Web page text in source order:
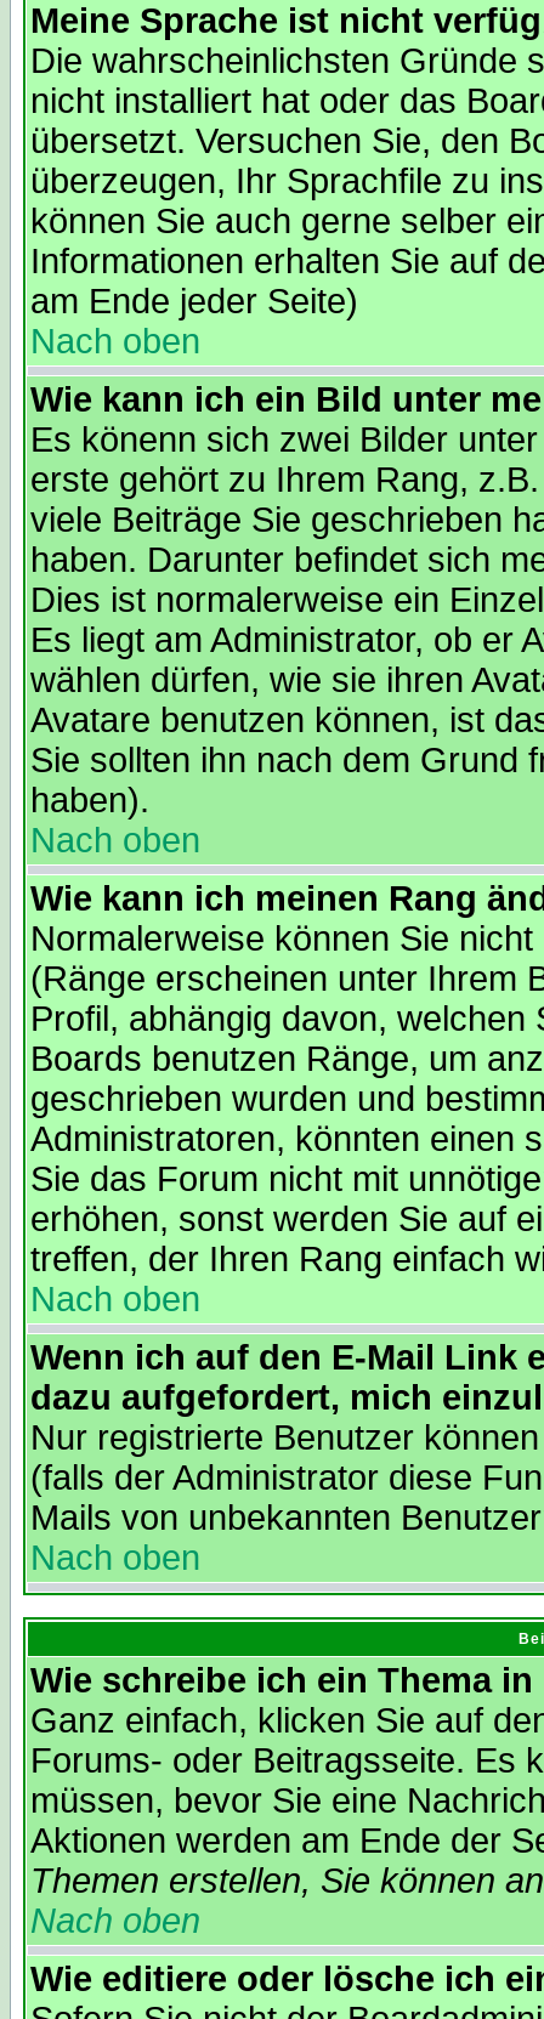
Meine Sprache ist nicht
Die wahrscheinlichsten Gründe
nicht installiert hat oder das
übersetzt. Versuchen Sie, den
überzeugen, Ihr Sprachfile zu
können Sie auch gerne selber
Informationen erhalten Sie auf
am Ende jeder Seite)
Nach oben
Wie kann ich ein Bild unter
Es könenn sich zwei Bilder
erste gehört zu Ihrem Rang,
viele Beiträge Sie geschrieben
haben. Darunter befindet sich
Dies ist normalerweise ein
Es liegt am Administrator, ob er
wählen dürfen, wie sie ihren
Avatare benutzen können, ist
Sie sollten ihn nach dem Grund
haben).
Nach oben
Wie kann ich meinen Rang
Normalerweise können Sie
(Ränge erscheinen unter Ihrem
Profil, abhängig davon,
Boards benutzen Ränge, um
geschrieben wurden und
Administratoren, könnten einen
Sie das Forum nicht mit
erhöhen, sonst werden Sie auf
treffen, der Ihren Rang einfach
Nach oben
Wenn ich auf den E-Mail Link
dazu aufgefordert, mich
Nur registrierte Benutzer
(falls der Administrator diese
Mails von unbekannten
Nach oben
Wie schreibe ich ein Thema
Ganz einfach, klicken Sie auf
Forums- oder Beitragsseite. Es
müssen, bevor Sie eine
Aktionen werden am Ende der
Themen erstellen, Sie können
Nach oben
Wie editiere oder lösche ich